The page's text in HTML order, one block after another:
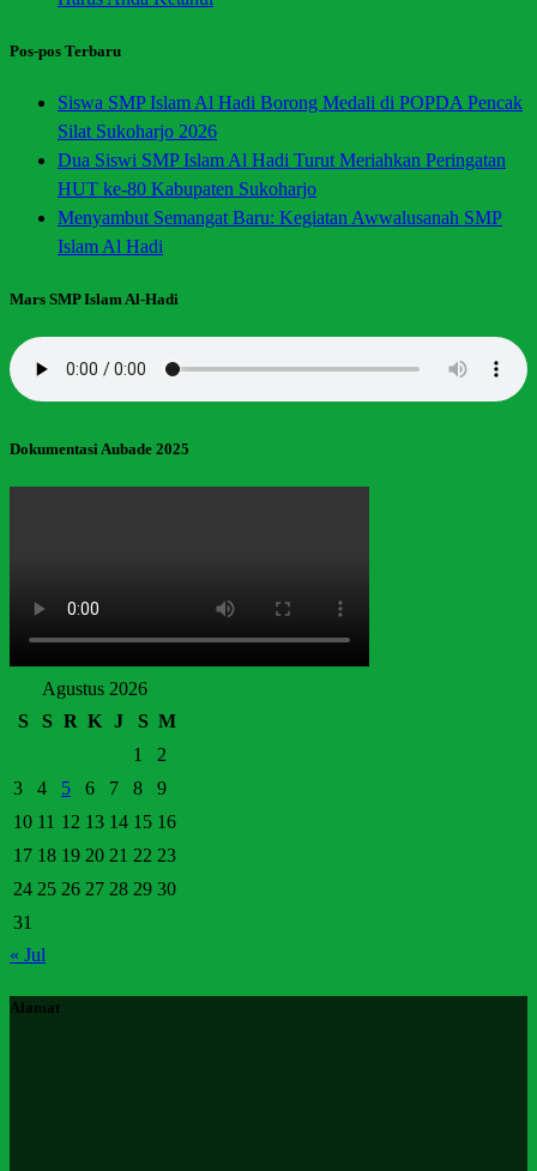
Pos-pos Terbaru
Siswa SMP Islam Al Hadi Borong Medali di POPDA Pencak
Silat Sukoharjo 2026
Dua Siswi SMP Islam Al Hadi Turut Meriahkan Peringatan
HUT ke-80 Kabupaten Sukoharjo
Menyambut Semangat Baru: Kegiatan Awwalusanah SMP
Islam Al Hadi
Mars SMP Islam Al-Hadi
Dokumentasi Aubade 2025
Agustus 2026
S
S R K J S M
1
2
3
4 5 6 7 8
9
10 11 12 13 14 15 16
17 18 19 20 21 22 23
24 25 26 27 28 29 30
31
« Jul
Alamat